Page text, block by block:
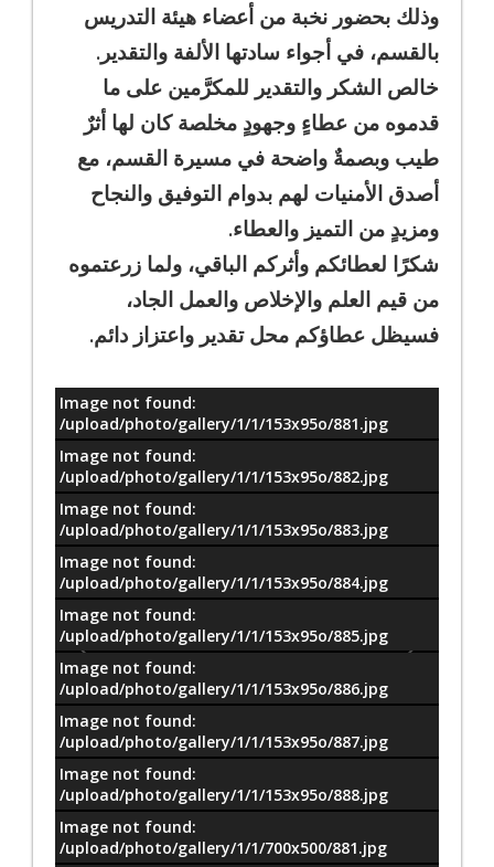
وذلك بحضور نخبة من أعضاء هيئة التدريس
بالقسم، في أجواء سادتها الألفة والتقدير.
خالص الشكر والتقدير للمكرَّمين على ما
قدموه من عطاءٍ وجهودٍ مخلصة كان لها أثرٌ
طيب وبصمةٌ واضحة في مسيرة القسم، مع
أصدق الأمنيات لهم بدوام التوفيق والنجاح
ومزيدٍ من التميز والعطاء.
شكرًا لعطائكم وأثركم الباقي، ولما زرعتموه
من قيم العلم والإخلاص والعمل الجاد،
فسيظل عطاؤكم محل تقدير واعتزاز دائم.
معلومات
Image not found:
/upload/photo/gallery/1/1/153x95o/881.jpg
Image not found:
/upload/photo/gallery/1/1/153x95o/882.jpg
Image not found:
/upload/photo/gallery/1/1/153x95o/883.jpg
Image not found:
/upload/photo/gallery/1/1/153x95o/884.jpg
Image not found:
/upload/photo/gallery/1/1/153x95o/885.jpg
Image not found:
/upload/photo/gallery/1/1/153x95o/886.jpg
Image not found:
/upload/photo/gallery/1/1/153x95o/887.jpg
Image not found:
/upload/photo/gallery/1/1/153x95o/888.jpg
Image not found:
/upload/photo/gallery/1/1/700x500/881.jpg